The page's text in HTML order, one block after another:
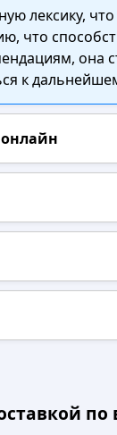
лексику,
к